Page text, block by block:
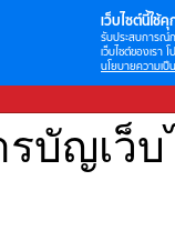
เว็บไซต์นี้ใช้คุ
รับประสบการณ์
เว็บไซต์ของเรา
นโยบายความเป็
รบัญเว็